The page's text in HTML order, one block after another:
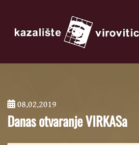
08.02.2019;
Danas otvaranje VIRKASa